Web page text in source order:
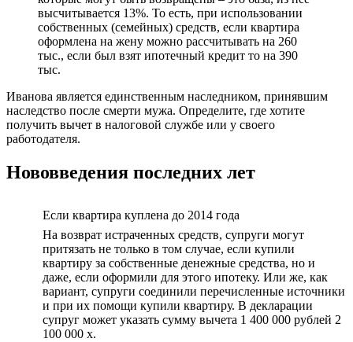
высчитывается 13%. То есть, при использовании
собственных (семейных) средств, если квартира
оформлена на жену можно рассчитывать на 260
тыс., если был взят ипотечный кредит то на 390
тыс.
Иванова является единственным наследником, принявшим
наследство после смерти мужа. Определите, где хотите
получить вычет в налоговой службе или у своего
работодателя.
Нововведения последних лет
Если квартира куплена до 2014 года
На возврат истраченных средств, супруги могут
притязать не только в том случае, если купили
квартиру за собственные денежные средства, но и
даже, если оформили для этого ипотеку. Или же, как
вариант, супруги соединили перечисленные источники
и при их помощи купили квартиру. В декларации
супруг может указать сумму вычета 1 400 000 рублей 2
100 000 х.